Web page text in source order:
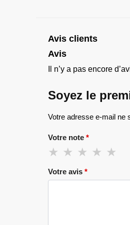
Avis clients
Avis
Il n’y a pas encore
Soyez le
Votre adresse e-mail ne
Votre note *
Votre avis *